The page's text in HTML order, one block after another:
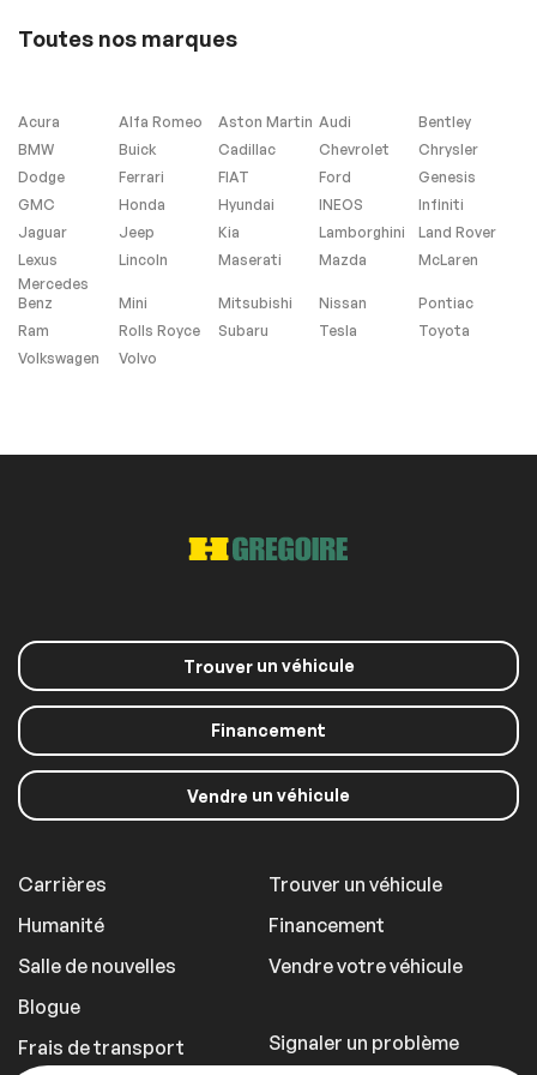
Antipatinage Freins ABS
Extra
Contrôle de
Stabilité
Toutes nos marques
Acura Alfa Romeo Aston Martin Audi
Bentley
BMW
Buick Cadillac Chevrolet
Chrysler
Dodge
Ferrari FIAT Ford
Genesis
GMC
Honda Hyundai INEOS
Infiniti
Jaguar
Jeep Kia Lamborghini
Land Rover
Lexus
Lincoln Maserati Mazda
McLaren
Mercedes
Benz
Mini Mitsubishi Nissan
Pontiac
Ram
Rolls Royce Subaru Tesla
Toyota
Volkswagen
Volvo
Trouverun véhicule
Financement
Vendre un véhicule
Carrières
Humanité
Salle de nouvelles
Blogue
Frais de transport
Trouver un véhicule
Financement
Vendre votre véhicule
Signaler un problème